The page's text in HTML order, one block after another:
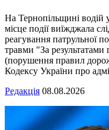
На Тернопільщині водій
місце події виїжджала
реагування патрульної
травми "За результатами
(порушення правил
Кодексу України про
Редакція 08.08.2026